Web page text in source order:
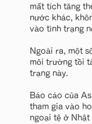
mất tích tăng
nước khác,
vào tình trạng
Ngoài ra, một
môi trường tồi
trạng này.
Báo cáo của
tham gia vào
ngoại tệ ở